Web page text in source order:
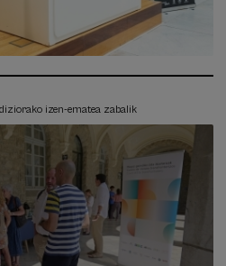
izen-ematea zabalik